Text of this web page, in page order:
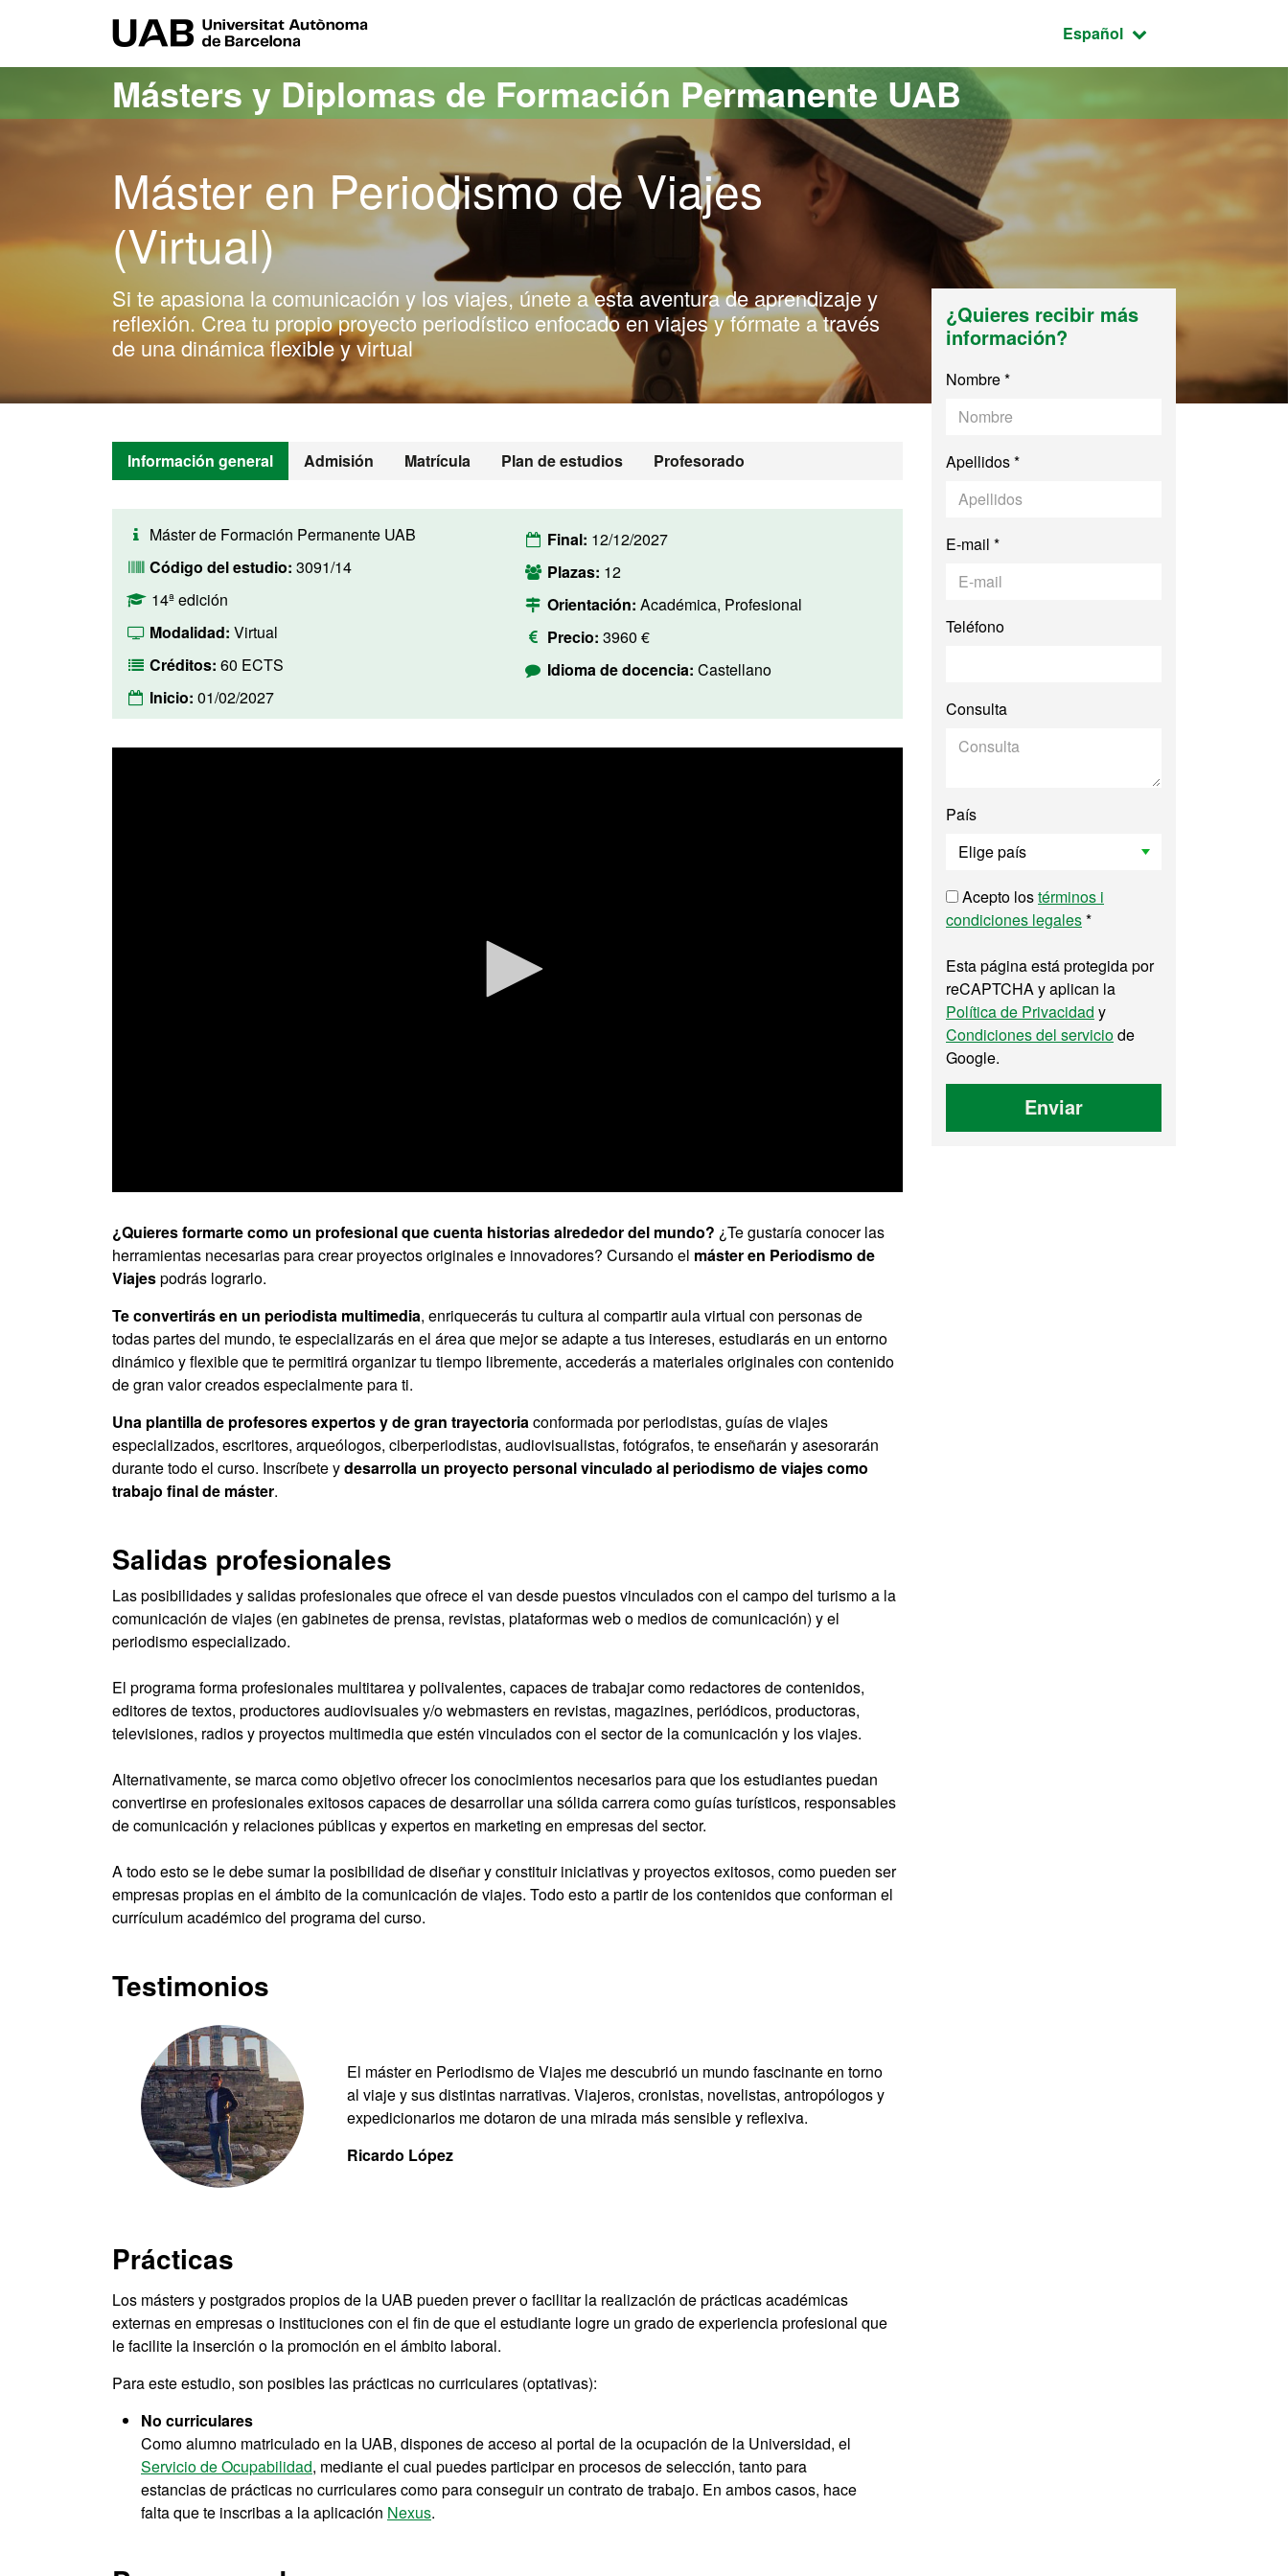
Idioma seleccionado:
Español
Másters y Diplomas de Formación Permanente UAB
Máster en Periodismo de Viajes
(Virtual)
Si te apasiona la comunicación y los viajes, únete a esta aventura de aprendizaje y
reflexión. Crea tu propio proyecto periodístico enfocado en viajes y fórmate a través
de una dinámica flexible y virtual
Información general Admisión Matrícula Plan de estudios Profesorado
Máster de Formación Permanente UAB
Código del estudio: 3091/14
14ª edición
Modalidad: Virtual
Créditos: 60 ECTS
Inicio: 01/02/2027
Final: 12/12/2027
Plazas: 12
Orientación: Académica, Profesional
Precio: 3960 €
Idioma de docencia: Castellano
of
0
secondsVolume
90%
¿Quieres formarte como un profesional que cuenta historias alrededor del mundo? ¿Te gustaría conocer las
herramientas necesarias para crear proyectos originales e innovadores? Cursando el máster en Periodismo de
Viajespodrás lograrlo.
Te convertirás en un periodista multimedia, enriquecerás tu cultura al compartir aula virtual con personas de
todas partes del mundo, te especializarás en el área que mejor se adapte a tus intereses, estudiarás en un entorno
dinámico y flexible que te permitirá organizar tu tiempo libremente, accederás a materiales originales con contenido
de gran valor creados especialmente para ti.
Una plantilla de profesores expertos y de gran trayectoriaconformada por periodistas, guías de viajes
especializados, escritores, arqueólogos, ciberperiodistas, audiovisualistas, fotógrafos, te enseñarán y asesorarán
durante todo el curso. Inscríbete ydesarrolla un proyecto personal vinculado al periodismo de viajes como
trabajo final de máster.
Salidas profesionales
Las posibilidades y salidas profesionales que ofrece el van desde puestos vinculados con el campo del turismo a la
comunicación de viajes (en gabinetes de prensa, revistas, plataformas web o medios de comunicación) y el
periodismo especializado.
El programa forma profesionales multitarea y polivalentes, capaces de trabajar como redactores de contenidos,
editores de textos, productores audiovisuales y/o webmasters en revistas, magazines, periódicos, productoras,
televisiones, radios y proyectos multimedia que estén vinculados con el sector de la comunicación y los viajes.
Alternativamente, se marca como objetivo ofrecer los conocimientos necesarios para que los estudiantes puedan
convertirse en profesionales exitosos capaces de desarrollar una sólida carrera como guías turísticos, responsables
de comunicación y relaciones públicas y expertos en marketing en empresas del sector.
A todo esto se le debe sumar la posibilidad de diseñar y constituir iniciativas y proyectos exitosos, como pueden ser
empresas propias en el ámbito de la comunicación de viajes. Todo esto a partir de los contenidos que conforman el
currículum académico del programa del curso.
Testimonios
El máster en Periodismo de Viajes me descubrió un mundo fascinante en torno
al viaje y sus distintas narrativas. Viajeros, cronistas, novelistas, antropólogos y
expedicionarios me dotaron de una mirada más sensible y reflexiva.
Ricardo López
Prácticas
Los másters y postgrados propios de la UAB pueden prever o facilitar la realización de prácticas académicas
externas en empresas o instituciones con el fin de que el estudiante logre un grado de experiencia profesional que
le facilite la inserción o la promoción en el ámbito laboral.
Para este estudio, son posibles las prácticas no curriculares (optativas):
No curriculares
Como alumno matriculado en la UAB, dispones de acceso al portal de la ocupación de la Universidad, el
Servicio de Ocupabilidad, mediante el cual puedes participar en procesos de selección, tanto para
estancias de prácticas no curriculares como para conseguir un contrato de trabajo. En ambos casos, hace
falta que te inscribas a la aplicación Nexus.
¿Quieres recibir más
información?
Nombre *
Apellidos *
E-mail *
Teléfono
Consulta
País
Acepto lostérminos i
condiciones legales*
Esta página está protegida por
reCAPTCHA y aplican la
Política de Privacidad y
Condiciones del serviciode
Google.
Enviar